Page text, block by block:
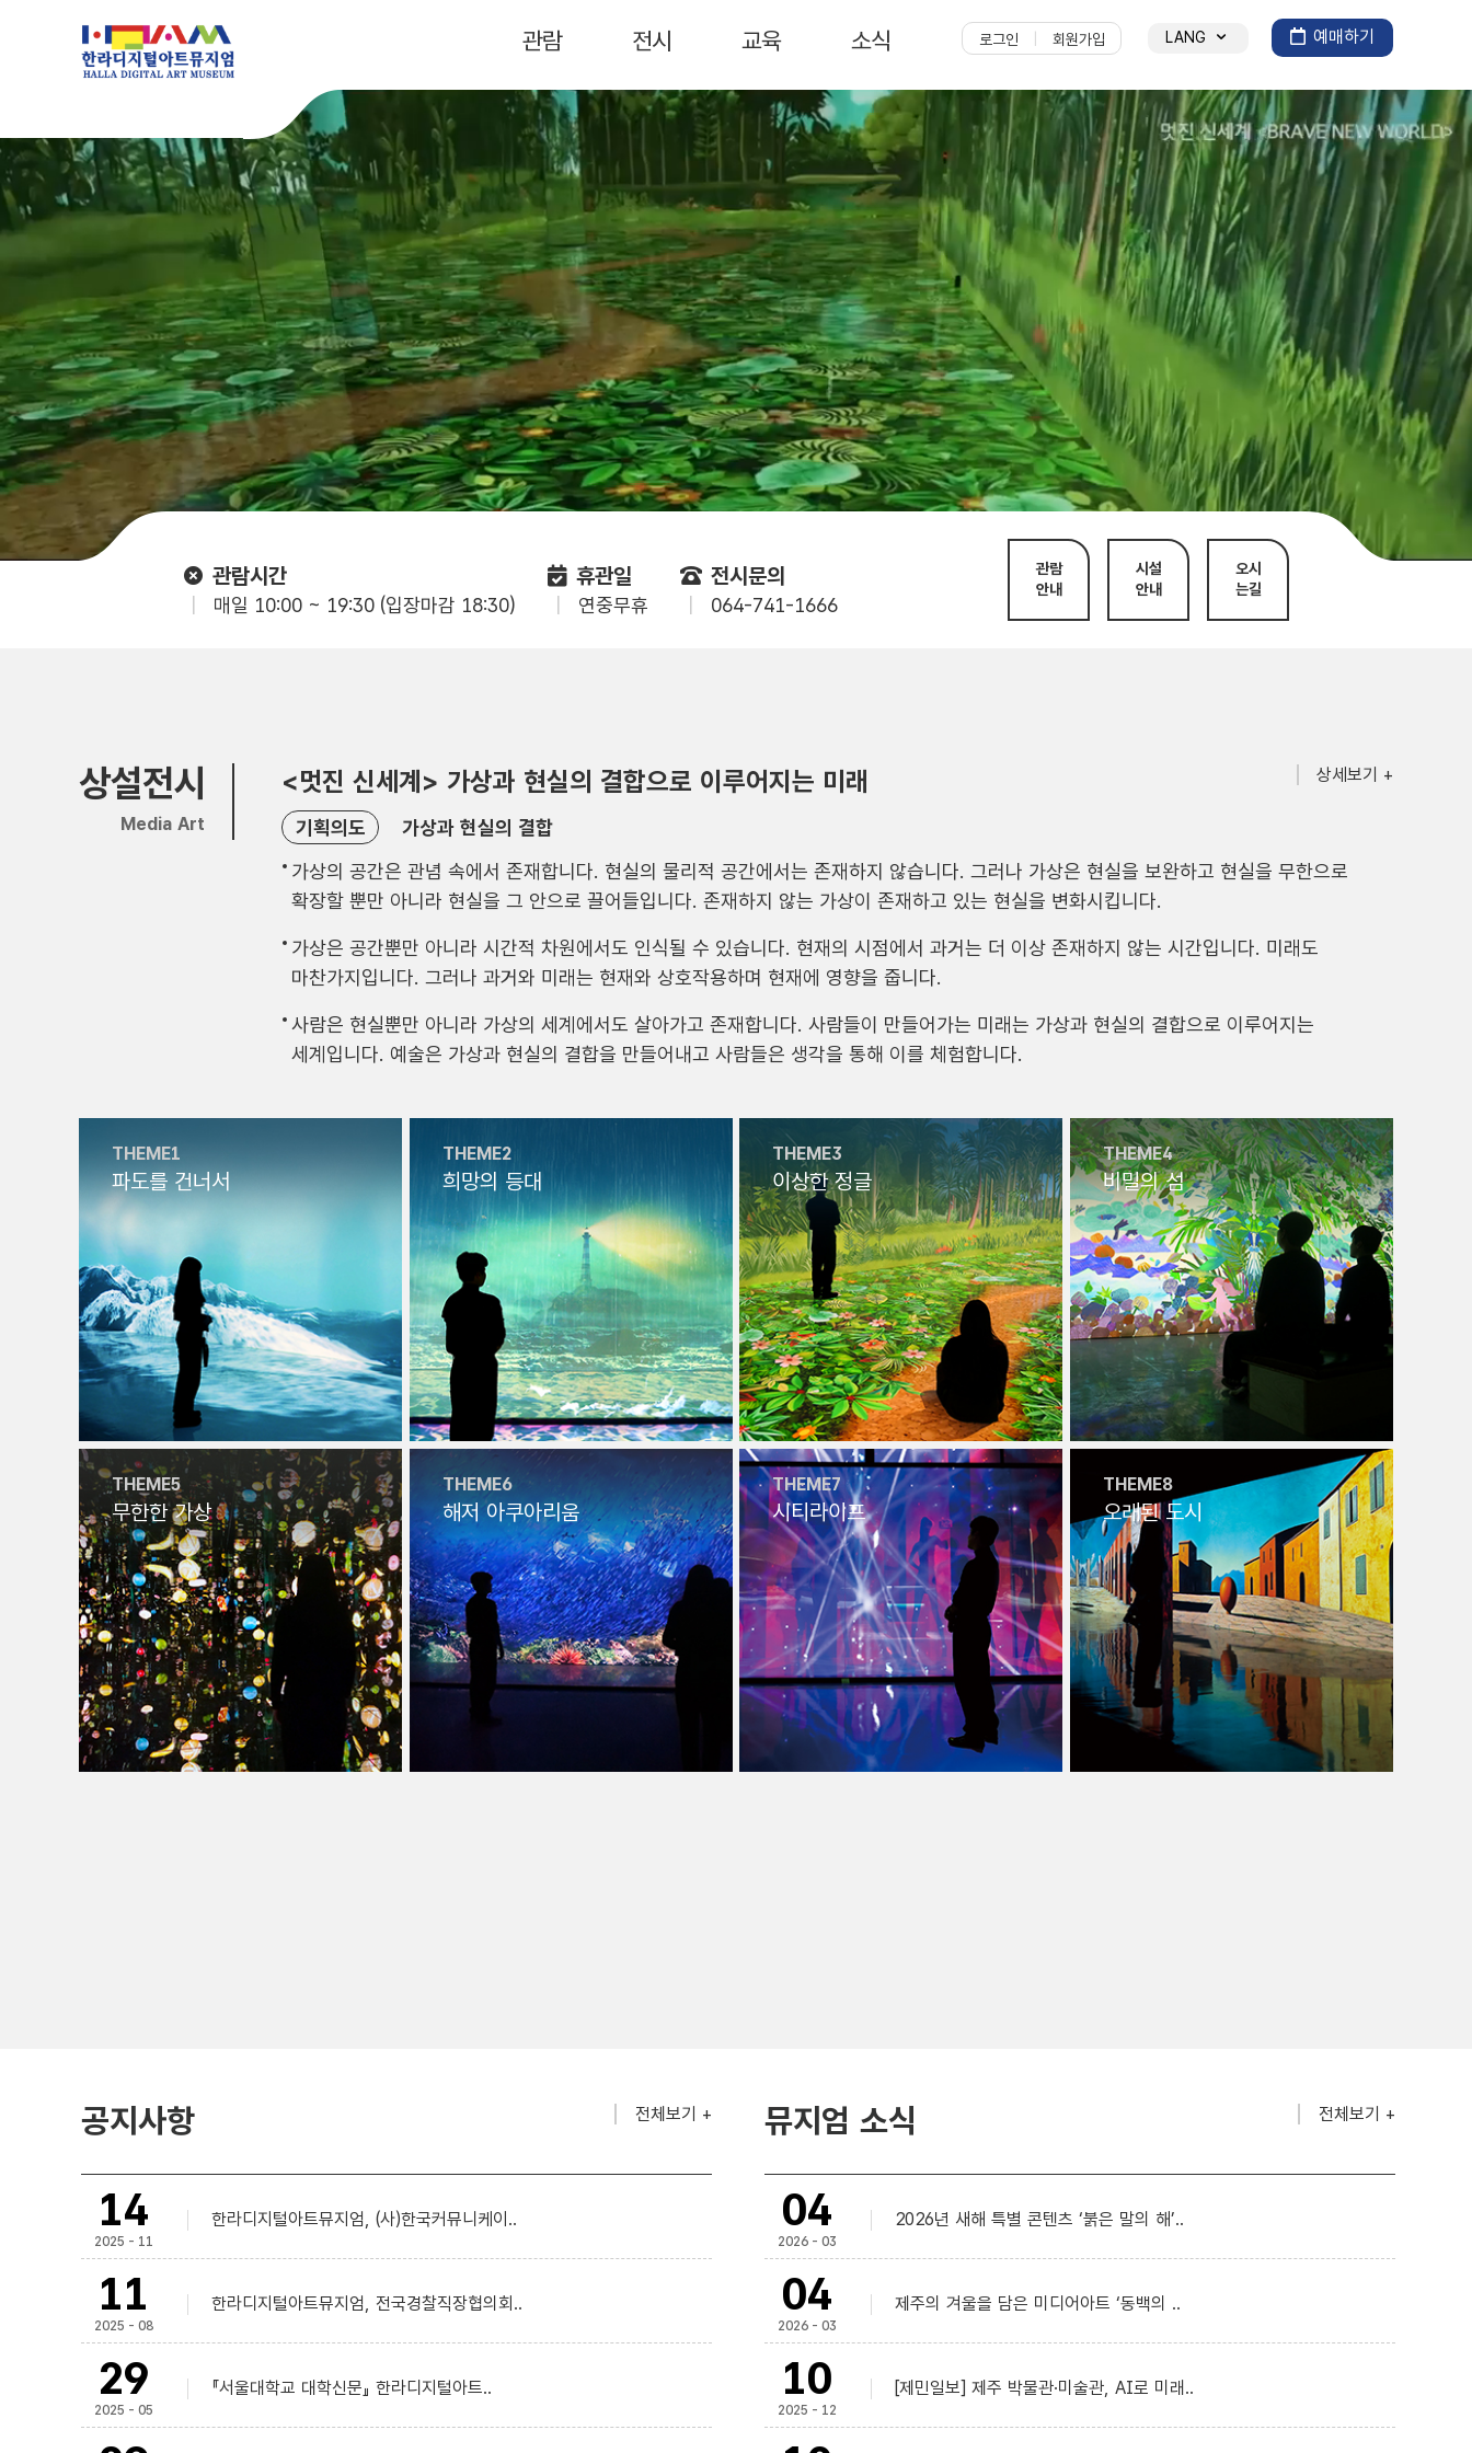
로그인
회원가입 LANG
뉴
관람 전시 교육 소식 예매하기
관람시간
매일 10:00 ~ 19:30 (입장마감 18:30)
휴관일
연중무휴
전시문의
064-741-1666
관람
안내
시설
안내
오시
는길
상설전시
Media Art
<멋진 신세계> 가상과 현실의 결합으로 이루어지는 미래
기획의도
가상과 현실의 결합
가상의 공간은 관념 속에서 존재합니다. 현실의 물리적 공간에서는 존재하지 않습니다. 그러나 가상은 현실을 보완하고 현실을 무한으로
확장할 뿐만 아니라 현실을 그 안으로 끌어들입니다. 존재하지 않는 가상이 존재하고 있는 현실을 변화시킵니다.
가상은 공간뿐만 아니라 시간적 차원에서도 인식될 수 있습니다. 현재의 시점에서 과거는 더 이상 존재하지 않는 시간입니다. 미래도
마찬가지입니다. 그러나 과거와 미래는 현재와 상호작용하며 현재에 영향을 줍니다.
사람은 현실뿐만 아니라 가상의 세계에서도 살아가고 존재합니다. 사람들이 만들어가는 미래는 가상과 현실의 결합으로 이루어지는
세계입니다. 예술은 가상과 현실의 결합을 만들어내고 사람들은 생각을 통해 이를 체험합니다.
THEME1
파도를 건너서
THEME2
희망의 등대
THEME3
이상한 정글
THEME4
비밀의 섬
THEME5
무한한 가상
THEME6
해저 아쿠아리움
THEME7
시티라이프
THEME8
오래된 도시
상세보기 +
공지사항
14
2025 - 11
한라디지털아트뮤지엄, (사)한국커뮤니케이..
11
2025 - 08
한라디지털아트뮤지엄, 전국경찰직장협의회..
29
2025 - 05
『서울대학교 대학신문』 한라디지털아트..
전체보기 + 뮤지엄 소식
04
2026 - 03
2026년 새해 특별 콘텐츠 ‘붉은 말의 해’..
04
2026 - 03
제주의 겨울을 담은 미디어아트 ‘동백의 ..
10
2025 - 12
[제민일보] 제주 박물관·미술관, AI로 미래..
전체보기 +